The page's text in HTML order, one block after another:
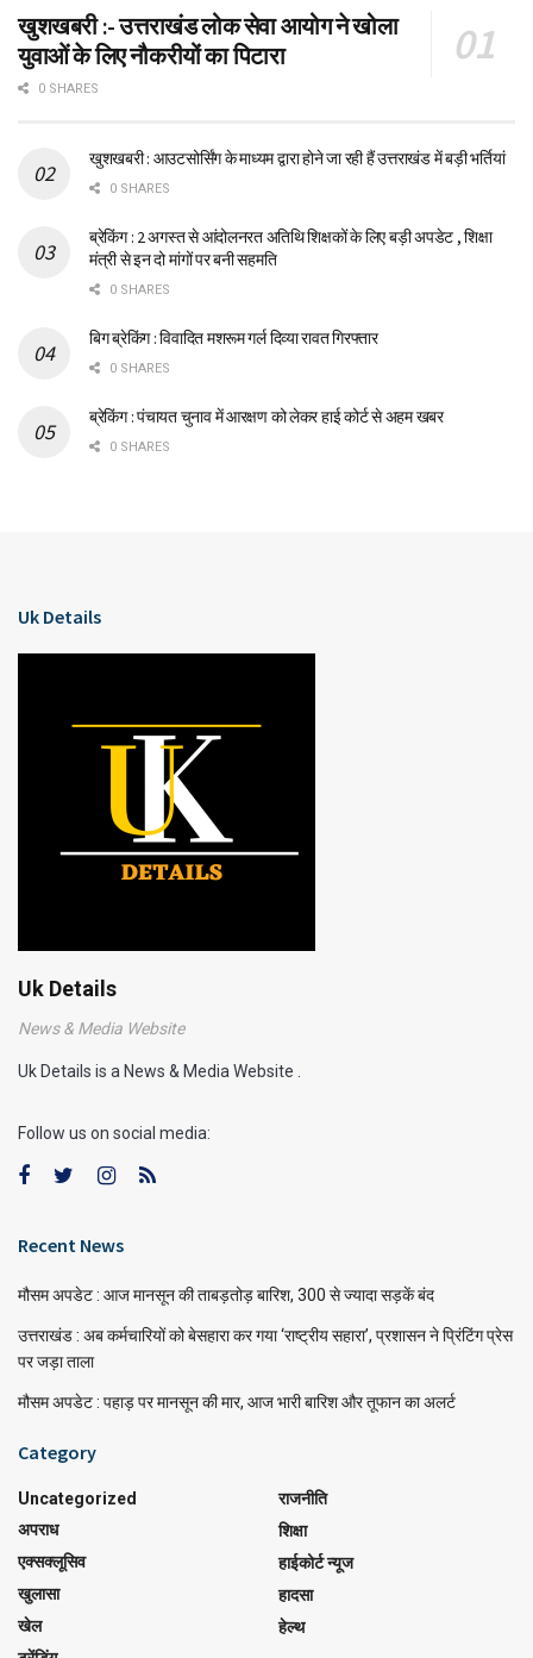
खुशखबरी :- उत्तराखंड लोक सेवा आयोग ने खोला
युवाओं के लिए नौकरीयों का पिटारा
0 SHARES
खुशखबरी : आउटसोर्सिंग के माध्यम द्वारा होने जा रही हैं उत्तराखंड में बड़ी भर्तियां
0 SHARES
ब्रेकिंग : 2 अगस्त से आंदोलनरत अतिथि शिक्षकों के लिए बड़ी अपडेट , शिक्षा
मंत्री से इन दो मांगों पर बनी सहमति
0 SHARES
बिग ब्रेकिंग : विवादित मशरूम गर्ल दिव्या रावत गिरफ्तार
0 SHARES
ब्रेकिंग : पंचायत चुनाव में आरक्षण को लेकर हाई कोर्ट से अहम खबर
0 SHARES
Uk Details
Uk Details
News & Media Website
Uk Details is a News & Media Website .
Follow us on social media:
Recent News
मौसम अपडेट : आज मानसून की ताबड़तोड़ बारिश, 300 से ज्यादा सड़कें बंद
उत्तराखंड : अब कर्मचारियों को बेसहारा कर गया ‘राष्ट्रीय सहारा’, प्रशासन ने प्रिंटिंग प्रेस
पर जड़ा ताला
मौसम अपडेट : पहाड़ पर मानसून की मार, आज भारी बारिश और तूफान का अलर्ट
Category
Uncategorized
अपराध
एक्सक्लूसिव
खुलासा
खेल
राजनीति
शिक्षा
हाईकोर्ट न्यूज
हादसा
हेल्थ